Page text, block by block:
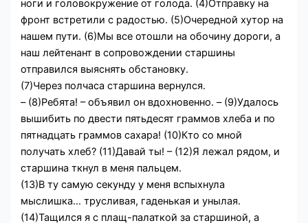
ноги и головокружение от голода. (4)Отправку на
фронт встретили с радостью. (5)Очередной хутор на
нашем пути. (6)Мы все отошли на обочину дороги, а
наш лейтенант в сопровождении старшины
отправился выяснять обстановку.
(7)Через полчаса старшина вернулся.
– (8)Ребята! – объявил он вдохновенно. – (9)Удалось
вышибить по двести пятьдесят граммов хлеба и по
пятнадцать граммов сахара! (10)Кто со мной
получать хлеб? (11)Давай ты! – (12)Я лежал рядом, и
старшина ткнул в меня пальцем.
(13)В ту самую секунду у меня вспыхнула
мыслишка… трусливая, гаденькая и унылая.
(14)Тащился я с плащ-палаткой за старшиной, а